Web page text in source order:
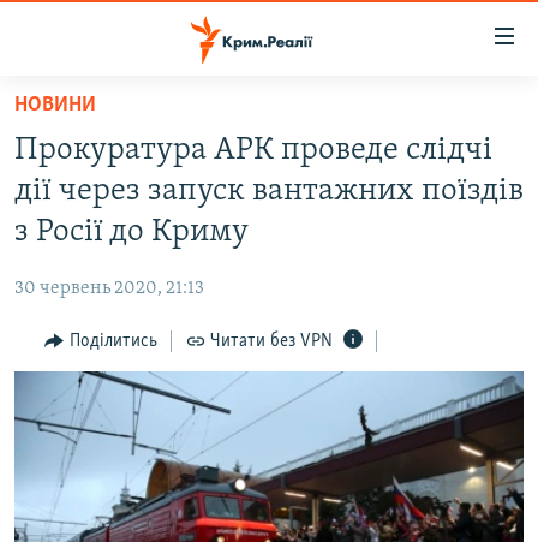
Перейти
основного
матеріалу
Перейти
до
основної
навігації
Перейти
до
пошуку
ВОДА.КРИМ
ВІДЕО ТА ФОТО
БЛОГИ
ПОГЛЯД
ІНТЕРВ'Ю
ВСЕ ЗА ДЕНЬ
СПЕЦПРОЕКТИ
ДЕПОРТАЦІЯ
ЯК ОБІЙТИ БЛОКУВАННЯ
НОВИНИ
Прокуратура АРК проведе слідчі
дії через запуск вантажних поїздів
з Росії до Криму
30 червень 2020, 21:13
Поділитись Читати без VPN